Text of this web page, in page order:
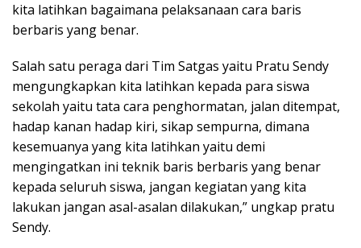
kita latihkan bagaimana pelaksanaan cara baris
berbaris yang benar.
Salah satu peraga dari Tim Satgas yaitu Pratu Sendy
mengungkapkan kita latihkan kepada para siswa
sekolah yaitu tata cara penghormatan, jalan ditempat,
hadap kanan hadap kiri, sikap sempurna, dimana
kesemuanya yang kita latihkan yaitu demi
mengingatkan ini teknik baris berbaris yang benar
kepada seluruh siswa, jangan kegiatan yang kita
lakukan jangan asal-asalan dilakukan,” ungkap pratu
Sendy.